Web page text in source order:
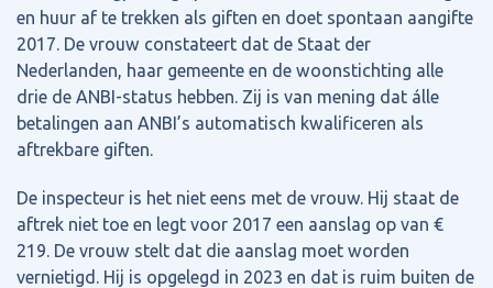
en huur af te trekken als giften en doet spontaan aangifte
2017. De vrouw constateert dat de Staat der
Nederlanden, haar gemeente en de woonstichting alle
drie de ANBI-status hebben. Zij is van mening dat álle
betalingen aan ANBI’s automatisch kwalificeren als
aftrekbare giften.
De inspecteur is het niet eens met de vrouw. Hij staat de
aftrek niet toe en legt voor 2017 een aanslag op van €
219. De vrouw stelt dat die aanslag moet worden
vernietigd. Hij is opgelegd in 2023 en dat is ruim buiten de